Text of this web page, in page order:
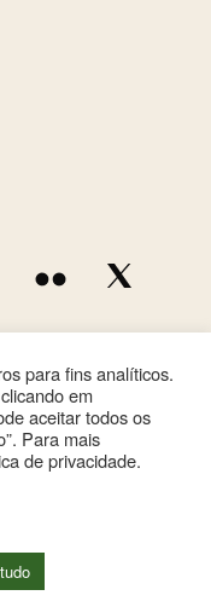
para fins analíticos.
em
aceitar todos os
Para mais
de privacidade.
site. Switch to a production
.